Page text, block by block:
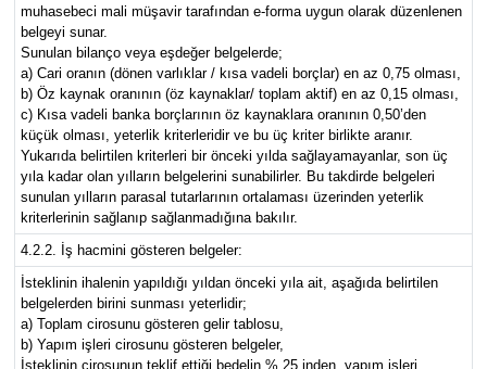
muhasebeci mali müşavir tarafından e-forma uygun olarak düzenlenen
belgeyi sunar.
Sunulan bilanço veya eşdeğer belgelerde;
a) Cari oranın (dönen varlıklar / kısa vadeli borçlar) en az 0,75 olması,
b) Öz kaynak oranının (öz kaynaklar/ toplam aktif) en az 0,15 olması,
c) Kısa vadeli banka borçlarının öz kaynaklara oranının 0,50’den
küçük olması, yeterlik kriterleridir ve bu üç kriter birlikte aranır.
Yukarıda belirtilen kriterleri bir önceki yılda sağlayamayanlar, son üç
yıla kadar olan yılların belgelerini sunabilirler. Bu takdirde belgeleri
sunulan yılların parasal tutarlarının ortalaması üzerinden yeterlik
kriterlerinin sağlanıp sağlanmadığına bakılır.
4.2.2. İş hacmini gösteren belgeler:
İsteklinin ihalenin yapıldığı yıldan önceki yıla ait, aşağıda belirtilen
belgelerden birini sunması yeterlidir;
a) Toplam cirosunu gösteren gelir tablosu,
b) Yapım işleri cirosunu gösteren belgeler,
İsteklinin cirosunun teklif ettiği bedelin % 25 inden, yapım işleri